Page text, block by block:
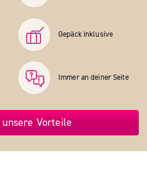
Gepäck inklusive
Immer an deiner Seite
unsere Vorteile